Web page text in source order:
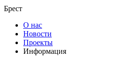
Брест
О нас
Новости
Проекты
Информация